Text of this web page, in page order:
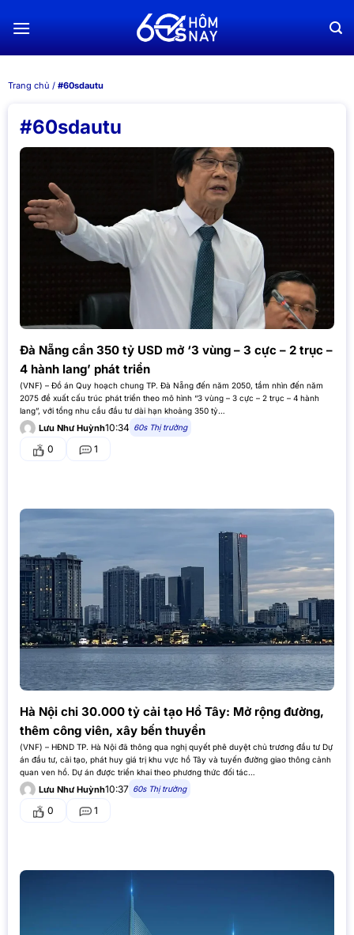
đến
Trang chủ / #60sdautu
#60sdautu
Đà Nẵng cần 350 tỷ USD mở ‘3 vùng – 3 cực – 2 trục –
4 hành lang’ phát triển
(VNF) – Đồ án Quy hoạch chung TP. Đà Nẵng đến năm 2050, tầm nhìn đến năm
2075 đề xuất cấu trúc phát triển theo mô hình “3 vùng – 3 cực – 2 trục – 4 hành
lang”, với tổng nhu cầu đầu tư dài hạn khoảng 350 tỷ…
Lưu Như Huỳnh10:34 60s Thị trường
0 1
Hà Nội chi 30.000 tỷ cải tạo Hồ Tây: Mở rộng đường,
thêm công viên, xây bến thuyền
(VNF) – HĐND TP. Hà Nội đã thông qua nghị quyết phê duyệt chủ trương đầu tư Dự
án đầu tư, cải tạo, phát huy giá trị khu vực hồ Tây và tuyến đường giao thông cảnh
quan ven hồ. Dự án được triển khai theo phương thức đối tác…
Lưu Như Huỳnh10:37 60s Thị trường
0 1